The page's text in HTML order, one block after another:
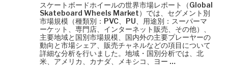
スケートボードホイールの世界市場レポート（Global
Skateboard Wheels Market）では、セグメント別
市場規模（種類別：PVC、PU、用途別：スーパーマ
ーケット、専門店、インターネット販売、その他）、
主要地域と国別市場規模、国内外の主要プレーヤーの
動向と市場シェア、販売チャネルなどの項目について
詳細な分析を行いました。地域・国別分析では、北
米、アメリカ、カナダ、メキシコ、ヨー …